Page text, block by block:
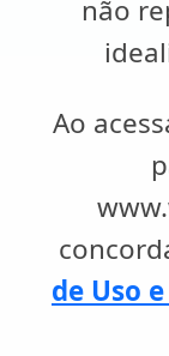
não
Ao
de Uso